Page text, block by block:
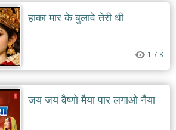
हाका मार के बुलावे तेरी धी
1.7 K
जय जय वैष्णो मैया पार लगाओ नैया